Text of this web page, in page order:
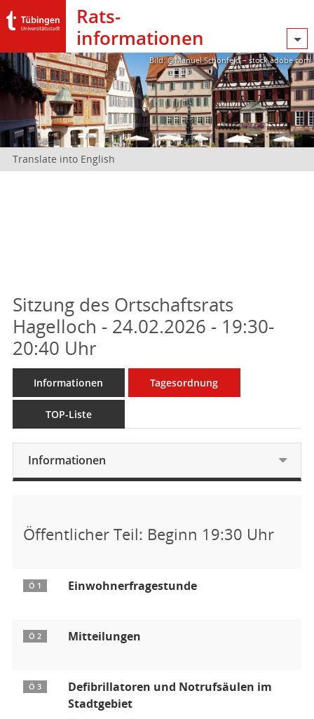
Rats­
informationen
Bild: @Manuel Schönfeld – stock.adobe.com
Translate into English
Sitzung des Ortschaftsrats
Hagelloch - 24.02.2026 - 19:30-
20:40 Uhr
Informationen Tagesordnung
TOP-Liste
Informationen
Öffentlicher Teil: Beginn 19:30 Uhr
Ö 1 Einwohnerfragestunde
Ö 2 Mitteilungen
Ö 3
Defibrillatoren und Notrufsäulen im
Stadtgebiet